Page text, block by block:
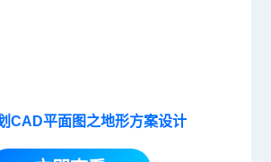
CAD平面图之地形方案设计